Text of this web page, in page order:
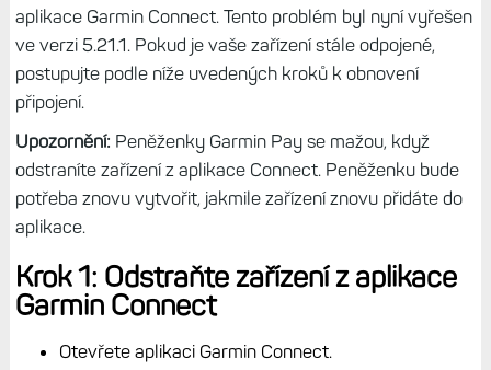
aplikace Garmin Connect. Tento problém byl nyní vyřešen
ve verzi 5.21.1. Pokud je vaše zařízení stále odpojené,
postupujte podle níže uvedených kroků k obnovení
připojení.
Upozornění: Peněženky Garmin Pay se mažou, když
odstraníte zařízení z aplikace Connect. Peněženku bude
potřeba znovu vytvořit, jakmile zařízení znovu přidáte do
aplikace.
Krok 1: Odstraňte zařízení z aplikace
Garmin Connect
Otevřete aplikaci Garmin Connect.